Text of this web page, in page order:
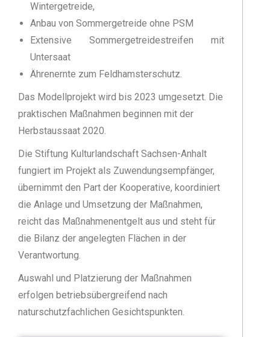
Wintergetreide,
Anbau von Sommergetreide ohne PSM
Extensive Sommergetreidestreifen mit
Untersaat
Ährenernte zum Feldhamsterschutz.
Das Modellprojekt wird bis 2023 umgesetzt. Die
praktischen Maßnahmen beginnen mit der
Herbstaussaat 2020.
Die Stiftung Kulturlandschaft Sachsen-Anhalt
fungiert im Projekt als Zuwendungsempfänger,
übernimmt den Part der Kooperative, koordiniert
die Anlage und Umsetzung der Maßnahmen,
reicht das Maßnahmenentgelt aus und steht für
die Bilanz der angelegten Flächen in der
Verantwortung.
Auswahl und Platzierung der Maßnahmen
erfolgen betriebsübergreifend nach
naturschutzfachlichen Gesichtspunkten.